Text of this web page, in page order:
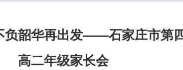
负韶华再出发——石家庄市第
高二年级家长会